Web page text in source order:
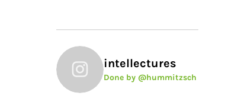
intellectures
Done by @hummitzsch